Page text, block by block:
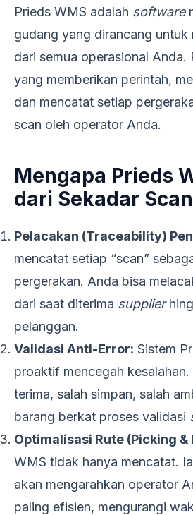
Prieds WMS adalah software
gudang yang dirancang untuk
dari semua operasional Anda.
yang memberikan perintah,
dan mencatat setiap
scan oleh operator Anda.
Mengapa Prieds
dari Sekadar
Pelacakan (Traceability)
mencatat setiap “scan”
pergerakan. Anda bisa
dari saat diterima supplier
pelanggan.
Validasi Anti-Error: Sistem
proaktif mencegah
terima, salah simpan, salah
barang berkat proses validasi
Optimalisasi Rute (Picking &
WMS tidak hanya mencatat.
akan mengarahkan operator
paling efisien, mengurangi